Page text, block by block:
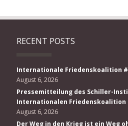
RECENT POSTS
Internationale Friedenskoalition
August 6, 2026
Pressemitteilung des Schiller-
Internationalen Friedenskoalition
August 6, 2026
Der Weg in den Krieg ist ein Weg